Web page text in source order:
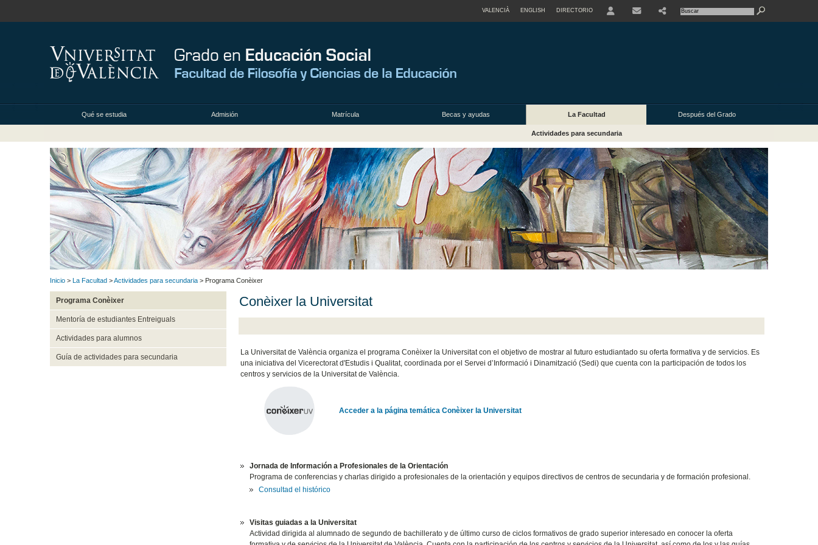
VALENCIÀ ENGLISH DIRECTORIO
Qué se estudia Admisión Matrícula Becas y ayudas La Facultad Después del Grado
Actividades para secundaria
Inicio > La Facultad >Actividades para secundaria > Programa Conèixer
Programa Conèixer
Mentoría de estudiantes Entreiguals
Actividades para alumnos
Guía de actividades para secundaria
Conèixer la Universitat
La Universitat de València organiza el programa Conèixer la Universitat con el objetivo de mostrar al futuro estudiantado su oferta formativa y de servicios. Es
una iniciativa del Vicerectorat d'Estudis i Qualitat, coordinada por el Servei d’Informació i Dinamització (Sedi) que cuenta con la participación de todos los
centros y servicios de la Universitat de València.
Acceder a la página temática Conèixer la Universitat
Jornada de Información a Profesionales de la Orientación
Programa de conferencias y charlas dirigido a profesionales de la orientación y equipos directivos de centros de secundaria y de formación profesional.
Consultad el histórico
Visitas guiadas a la Universitat
Actividad dirigida al alumnado de segundo de bachillerato y de último curso de ciclos formativos de grado superior interesado en conocer la oferta